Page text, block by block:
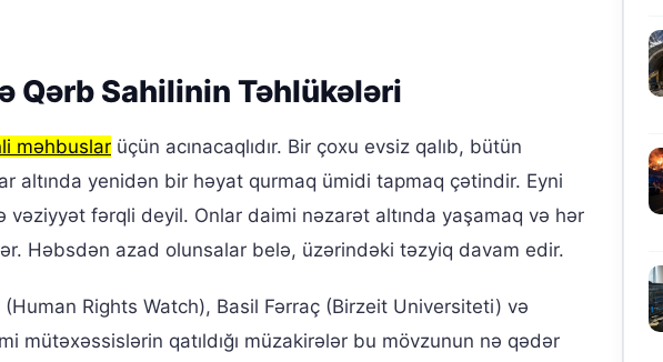
Qərb Sahilinin Təhlükələri
məhbuslar üçün acınacaqlıdır. Bir çoxu evsiz qalıb, bütün
altında yenidən bir həyat qurmaq ümidi tapmaq çətindir. Eyni
vəziyyət fərqli deyil. Onlar daimi nəzarət altında yaşamaq və hər
Həbsdən azad olunsalar belə, üzərindəki təzyiq davam edir.
Rights Watch), Basil Fərraç (Birzeit Universiteti) və
mütəxəssislərin qatıldığı müzakirələr bu mövzunun nə qədər